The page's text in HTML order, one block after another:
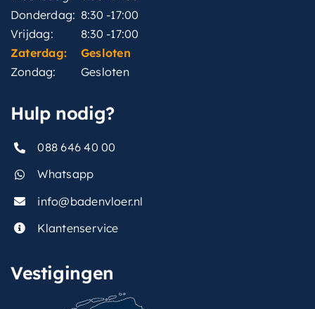
Donderdag: 8:30 -17:00
Vrijdag:
8:30 -17:00
Zaterdag:
Gesloten
Zondag:
Gesloten
Hulp nodig?
088 646 40 00
Whatsapp
info@badenvloer.nl
Klantenservice
Vestigingen